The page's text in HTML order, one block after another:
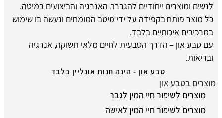
לנשים ומוצרים ייחודיים להגברת האנרגיה והביצועים במיטה.
כל מוצר פותח בקפידה על ידי מיטב המומחים ונעשה בו שימוש
במרכיבים איכותיים בלבד.
עם טבע און – הדרך הטבעית לחיים מלאי תשוקה, אנרגיה
ובריאות.
טבע און - הינה חנות אונליין בלבד
מוצרים בטבע און
מוצרים לשיפור חיי המין לגבר
מוצרים לשיפור חיי המין לאישה